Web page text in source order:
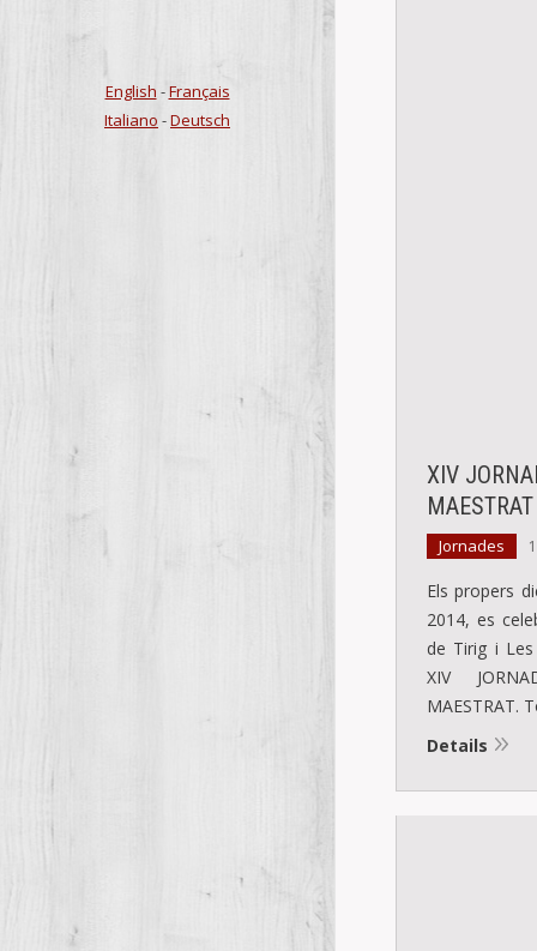
English -Français
Italiano -Deutsch
XIV
MAESTRAT
Jornades
Els propers
2014, es
de Tirig i
XIV
MAESTRAT.
Details